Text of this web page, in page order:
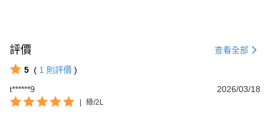
評價 查看全部
5 ( 1 則評價 )
t******9
2026/03/18
綠/2L